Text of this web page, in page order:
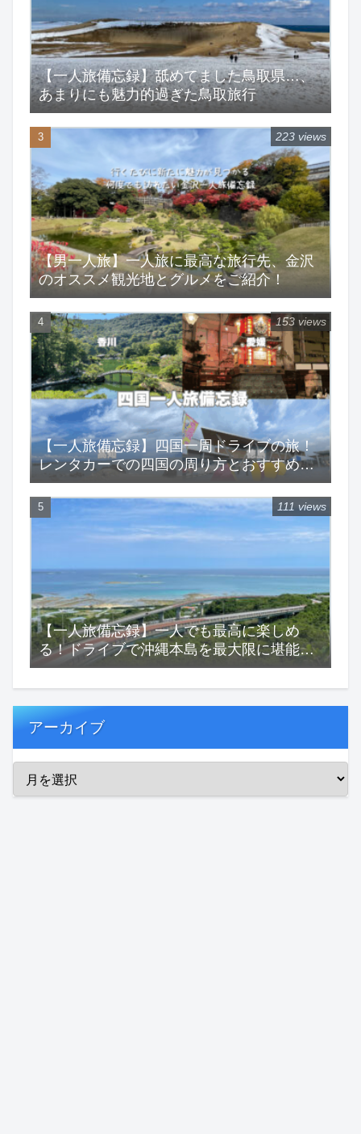
【一人旅備忘録】舐めてました鳥取県…、
あまりにも魅力的過ぎた鳥取旅行
【男一人旅】一人旅に最高な旅行先、金沢
のオススメ観光地とグルメをご紹介！
223 views
【一人旅備忘録】四国一周ドライブの旅！
レンタカーでの四国の周り方とおすすめス
ポットをご紹介！
153 views
【一人旅備忘録】一人でも最高に楽しめ
る！ドライブで沖縄本島を最大限に堪能す
る一人旅！
111 views
アーカイブ